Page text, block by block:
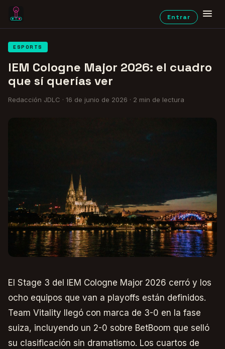
Entrar
ESPORTS
IEM Cologne Major 2026: el cuadro
que sí querías ver
Redacción JDLC · 16 de junio de 2026 · 2 min de lectura
El Stage 3 del IEM Cologne Major 2026 cerró y los
ocho equipos que van a playoffs están definidos.
Team Vitality llegó con marca de 3-0 en la fase
suiza, incluyendo un 2-0 sobre BetBoom que selló
su clasificación sin dramatismo. Los cuartos de